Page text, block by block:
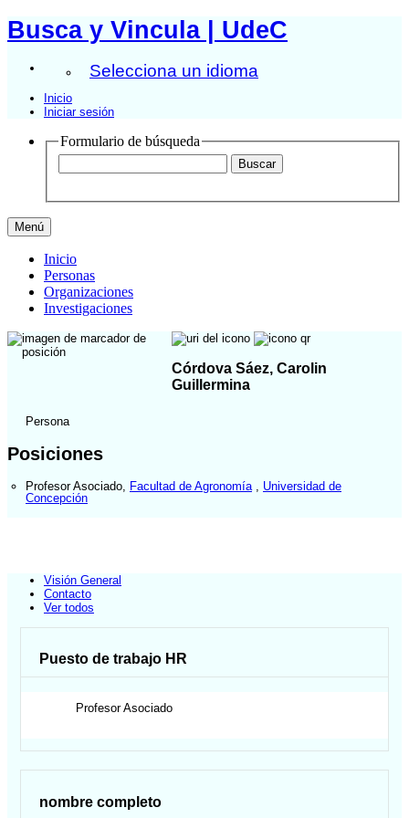
Busca y Vincula | UdeC
Selecciona un idioma
Inicio
Iniciar sesión
Formulario de búsqueda
Menú
Inicio
Personas
Organizaciones
Investigaciones
Córdova Sáez, Carolin
Guillermina
Persona
Posiciones
Profesor Asociado Facultad de Agronomía
Universidad de
Concepción
Visión General
Contacto
Ver todos
Puesto de trabajo HR
Profesor Asociado
nombre completo